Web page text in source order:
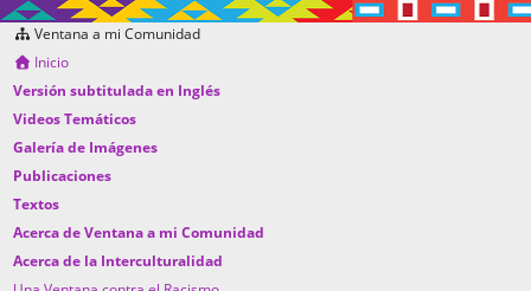
Ventana a mi Comunidad
Inicio
Versión subtitulada en Inglés
Videos Temáticos
Galería de Imágenes
Publicaciones
Textos
Acerca de Ventana a mi Comunidad
Acerca de la Interculturalidad